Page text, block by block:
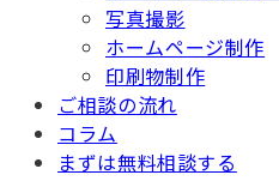
写真撮影
ホームページ制作
印刷物制作
ご相談の流れ
コラム
まずは無料相談する